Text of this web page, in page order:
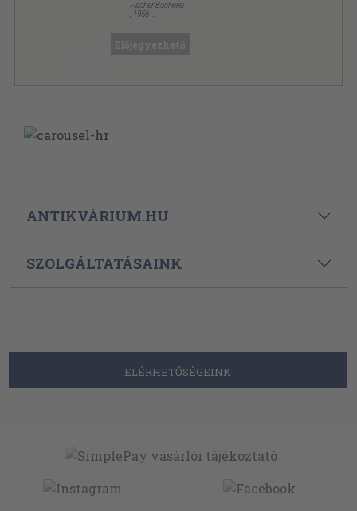
Fischer Bücherei
1956
ANTIKVÁRIUM.HU
SZOLGÁLTATÁSAINK
ELÉRHETŐSÉGEINK